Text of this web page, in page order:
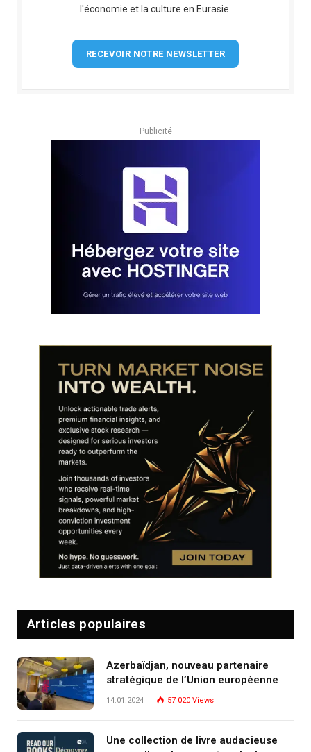
l'économie et la culture en Eurasie.
RECEVOIR NOTRE NEWSLETTER
Publicité
Articles populaires
Azerbaïdjan, nouveau partenaire
stratégique de l’Union européenne
14.01.2024 57 020 Views
Une collection de livre audacieuse